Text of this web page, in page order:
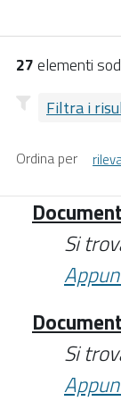
27elementi
Filtra i
Ordina per
Si
Si